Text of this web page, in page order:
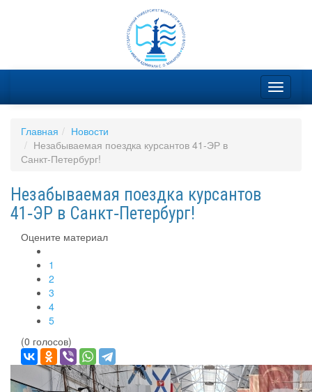
Главная
Новости
Незабываемая поездка курсантов 41‑ЭР в
Санкт‑Петербург!
Незабываемая поездка курсантов
41‑ЭР в Санкт‑Петербург!
Оцените материал
1
2
3
4
5
(0 голосов)